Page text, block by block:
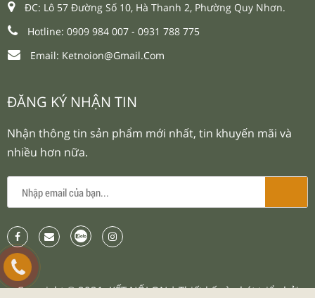
ĐC: Lô 57 Đường Số 10, Hà Thanh 2, Phường Quy Nhơn.
Hotline: 0909 984 007 - 0931 788 775
Email: Ketnoion@gmail.com
ĐĂNG KÝ NHẬN TIN
Nhận thông tin sản phẩm mới nhất, tin khuyến mãi và
nhiều hơn nữa.
Copyright © 2021.KẾT NỐI ON | Thiết kế và phát triển bởi